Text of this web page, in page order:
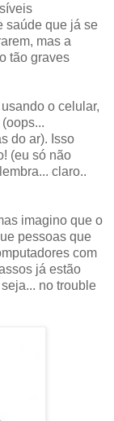
saúde que já se
mas a
tão graves
o celular,
do ar). Isso
(eu só não
claro..
imagino que o
pessoas que
com
já estão
no trouble